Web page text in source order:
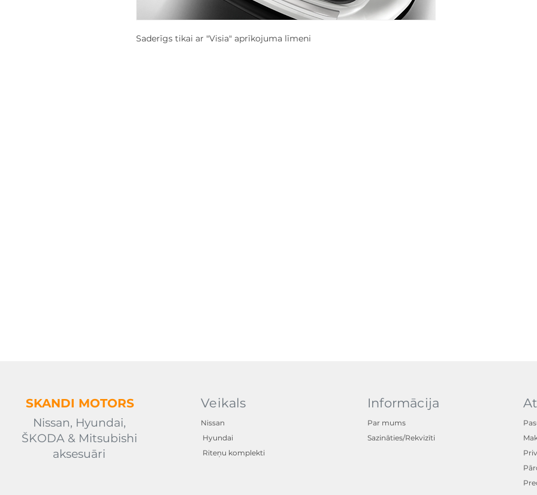
Saderīgs tikai ar "Visia" aprīkojuma līmeni
SKANDI MOTORS
Nissan, Hyundai,
ŠKODA & Mitsubishi
aksesuāri
Veikals
Nissan
Hyundai
Riteņu komplekti
Informācija
Par mums
Sazināties/Rekvizīti